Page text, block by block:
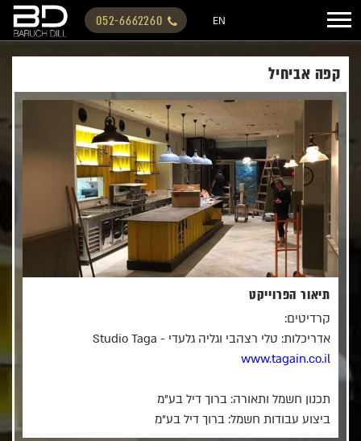
052-6662260 EN
קפה אביחיל
תיאור הפרוייקט
קרדיטים:
אדריכלות: טלי רצהבי וגליה גלעדי - Studio Taga
www.tagain.co.il
תכנון חשמל ותאורה: ברוך דיל בע"מ
ביצוע עבודות חשמל: ברוך דיל בע"מ